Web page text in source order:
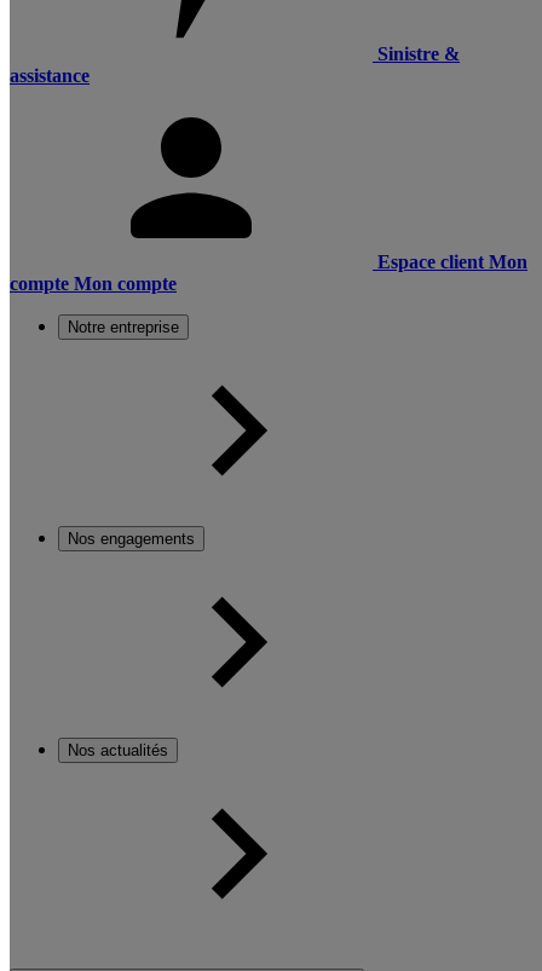
Sinistre &
assistance
Espace client Mon
compte Mon compte
Notre entreprise
Nos engagements
Nos actualités